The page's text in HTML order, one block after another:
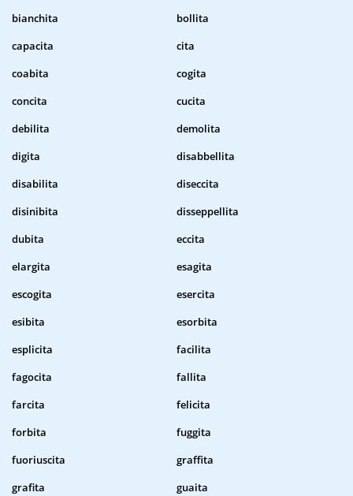
bianchita
bollita
capacita
cita
coabita
cogita
concita
cucita
debilita
demolita
digita
disabbellita
disabilita
diseccita
disinibita
disseppellita
dubita
eccita
elargita
esagita
escogita
esercita
esibita
esorbita
esplicita
facilita
fagocita
fallita
farcita
felicita
forbita
fuggita
fuoriuscita
graffita
grafita
guaita